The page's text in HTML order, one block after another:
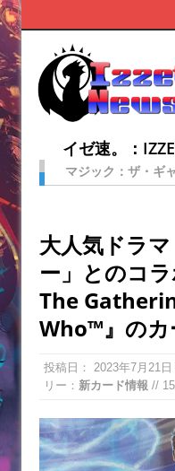
イゼ速。：
マジック：ザ・ギ
大人気ドラ
ー」とのコ
The
Who™』のカ
投稿日： 2023年7月21日
リー： 新カード情報 //